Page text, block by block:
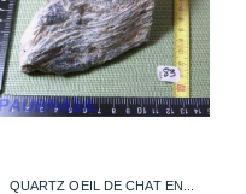
QUARTZ OEIL DE CHAT EN...